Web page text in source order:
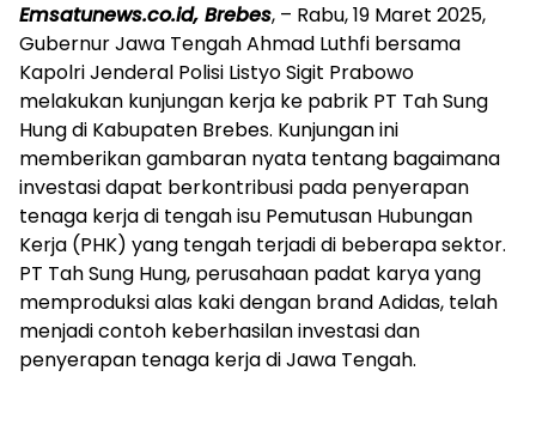
Emsatunews.co.id, Brebes, – Rabu, 19 Maret 2025,
Gubernur Jawa Tengah Ahmad Luthfi bersama
Kapolri Jenderal Polisi Listyo Sigit Prabowo
melakukan kunjungan kerja ke pabrik PT Tah Sung
Hung di Kabupaten Brebes. Kunjungan ini
memberikan gambaran nyata tentang bagaimana
investasi dapat berkontribusi pada penyerapan
tenaga kerja di tengah isu Pemutusan Hubungan
Kerja (PHK) yang tengah terjadi di beberapa sektor.
PT Tah Sung Hung, perusahaan padat karya yang
memproduksi alas kaki dengan brand Adidas, telah
menjadi contoh keberhasilan investasi dan
penyerapan tenaga kerja di Jawa Tengah.